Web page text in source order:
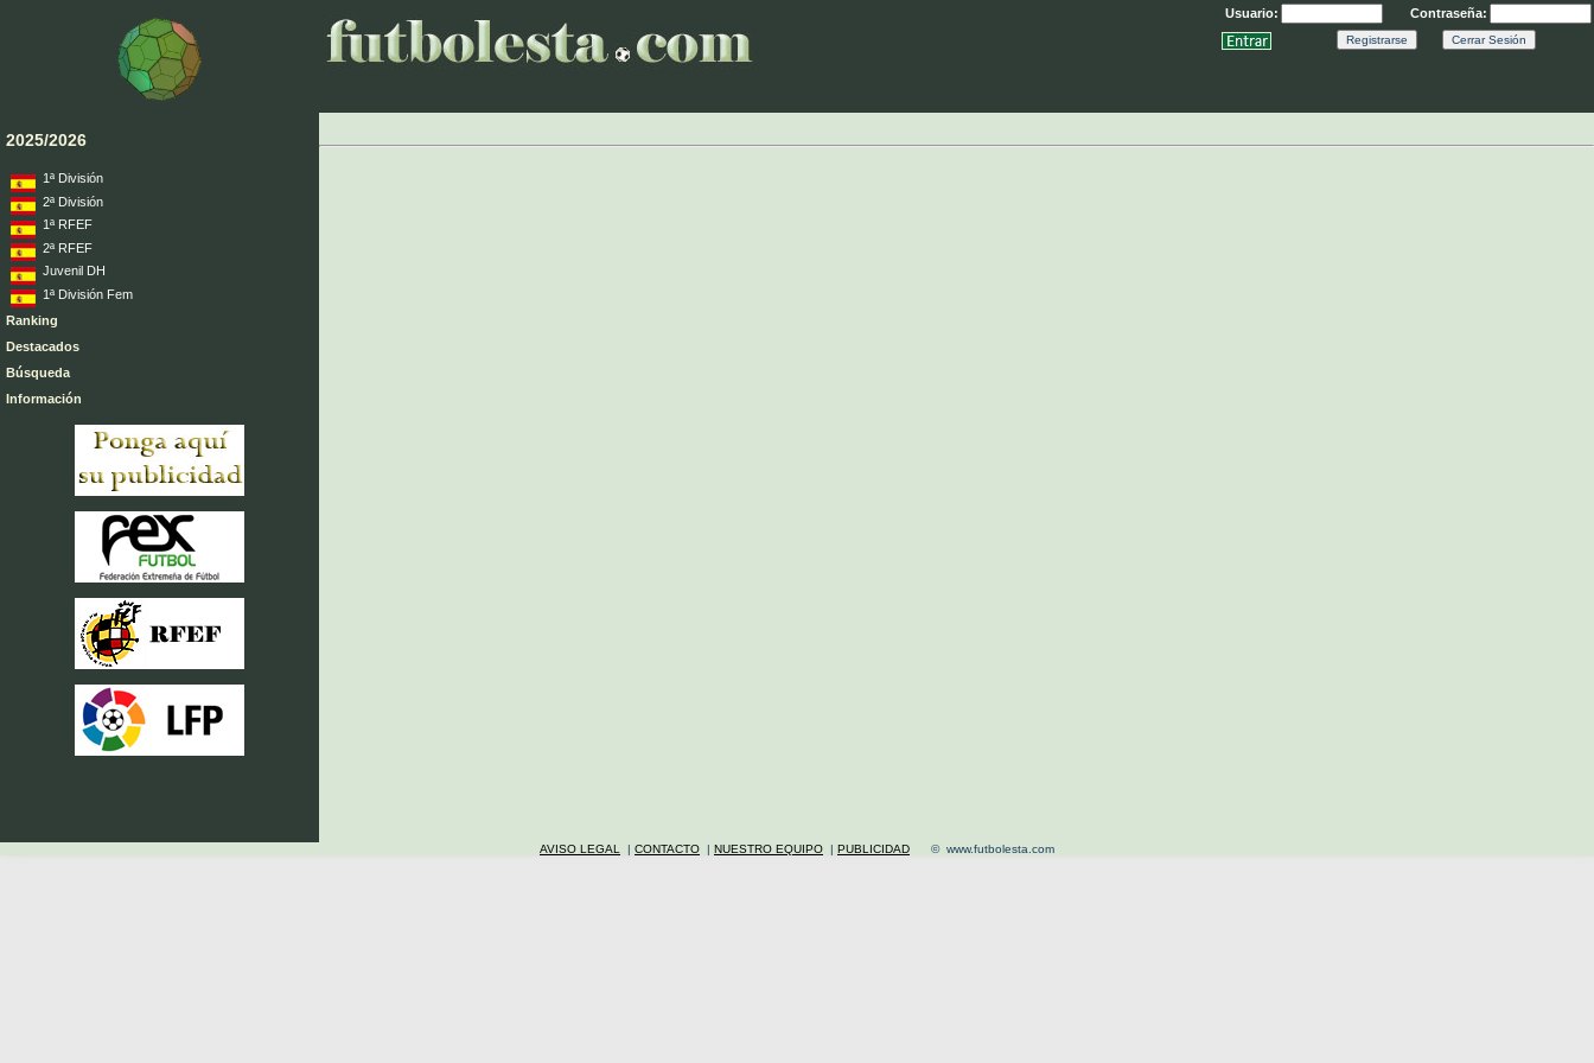
2025/2026
1ª División
2ª División
1ª RFEF
2ª RFEF
Juvenil DH
1ª División Fem
Ranking
Destacados
Búsqueda
Información
Usuario: Contraseña:
Registrarse Cerrar Sesión
AVISO LEGAL | CONTACTO | NUESTRO EQUIPO | PUBLICIDAD © www.futbolesta.com